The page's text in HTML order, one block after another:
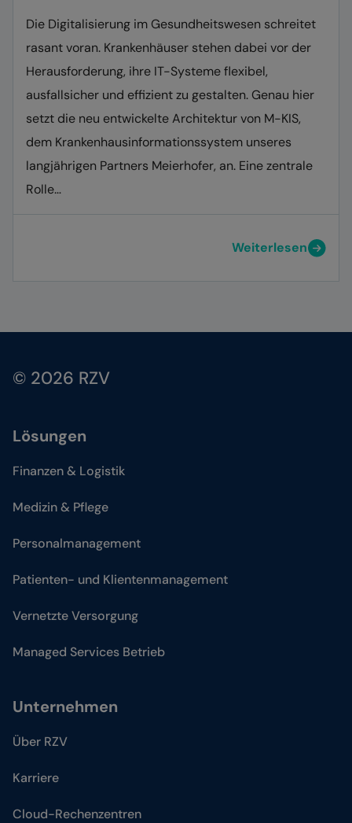
Die Digitalisierung im Gesundheitswesen schreitet
rasant voran. Krankenhäuser stehen dabei vor der
Herausforderung, ihre IT-Systeme flexibel,
ausfallsicher und effizient zu gestalten. Genau hier
setzt die neu entwickelte Architektur von M-KIS,
dem Krankenhausinformationssystem unseres
langjährigen Partners Meierhofer, an. Eine zentrale
Rolle…
Weiterlesen
© 2026 RZV
Lösungen
Finanzen & Logistik
Medizin & Pflege
Personalmanagement
Patienten- und Klientenmanagement
Vernetzte Versorgung
Managed Services Betrieb
Unternehmen
Über RZV
Karriere
Cloud-Rechenzentren